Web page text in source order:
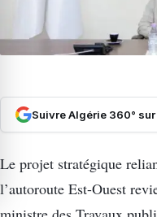
Suivre Algérie 360°
Le projet stratégique
l’autoroute Est-Ouest